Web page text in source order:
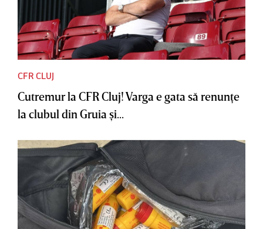
CFR CLUJ
Cutremur la CFR Cluj! Varga e gata să renunţe
la clubul din Gruia şi...